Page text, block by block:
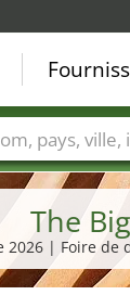
The
2026 | Foire
Villes